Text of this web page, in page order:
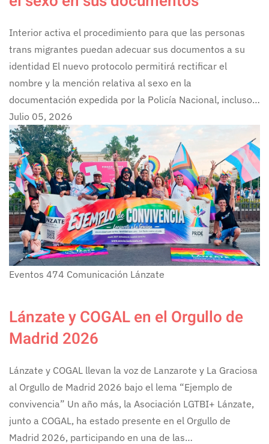
Interior activa el procedimiento para que las personas
trans migrantes puedan adecuar sus documentos a su
identidad El nuevo protocolo permitirá rectificar el
nombre y la mención relativa al sexo en la
documentación expedida por la Policía Nacional, incluso…
Julio 05, 2026
Eventos 474 Comunicación Lánzate
Lánzate y COGAL en el Orgullo de
Madrid 2026
Lánzate y COGAL llevan la voz de Lanzarote y La Graciosa
al Orgullo de Madrid 2026 bajo el lema “Ejemplo de
convivencia” Un año más, la Asociación LGTBI+ Lánzate,
junto a COGAL, ha estado presente en el Orgullo de
Madrid 2026, participando en una de las…